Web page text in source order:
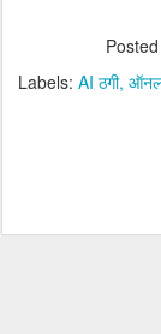
Posted
Labels: AI ठगी